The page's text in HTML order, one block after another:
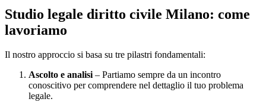
Studio legale diritto civile Milano: come
lavoriamo
Il nostro approccio si basa su tre pilastri fondamentali:
Ascolto e analisi– Partiamo sempre da un incontro
conoscitivo per comprendere nel dettaglio il tuo problema
legale.